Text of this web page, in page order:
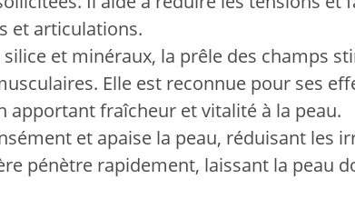
et articulations.
silice et minéraux, la prêle des champs
Elle est reconnue pour ses
apportant fraîcheur et vitalité à la peau.
et apaise la peau, réduisant les
pénètre rapidement, laissant la peau